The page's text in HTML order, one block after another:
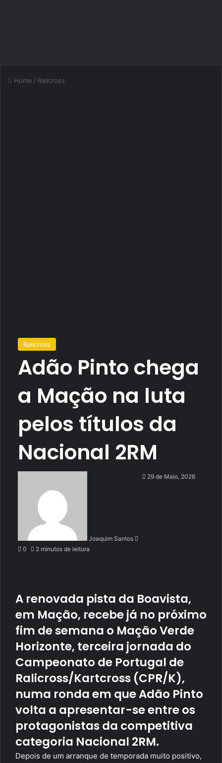
Home / Ralicross
Ralicross
Adão Pinto chega
a Mação na luta
pelos títulos da
Nacional 2RM
Joaquim Santos
Send29 de Maio, 2026
0 2 minutos de leitura
A renovada pista da Boavista,
em Mação, recebe já no próximo
fim de semana o Mação Verde
Horizonte, terceira jornada do
Campeonato de Portugal de
Ralicross/Kartcross (CPR/K),
numa ronda em que Adão Pinto
volta a apresentar-se entre os
protagonistas da competitiva
categoria Nacional 2RM.
Depois de um arranque de temporada muito positivo,